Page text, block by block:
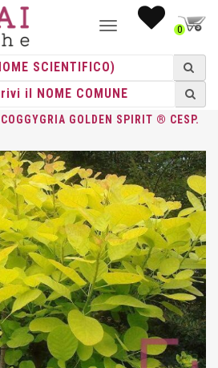
NAVIGAZIONE0
CESPUGLI VASO/ COTINUS / COTINUS
COGGYGRIA GOLDEN SPIRIT ® CESP.